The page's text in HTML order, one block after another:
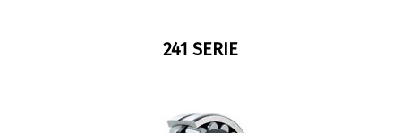
241 SERIE